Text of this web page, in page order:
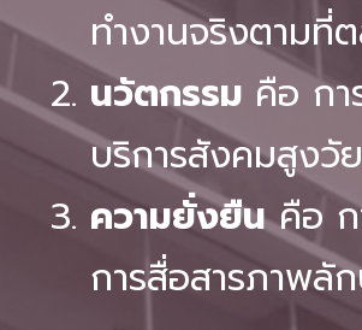
ทำงานจริงตามที่
นวัตกรรม คือ ก
บริการสังคมสูง
ความยั่งยืนคือ ก
การสื่อสารภาพ